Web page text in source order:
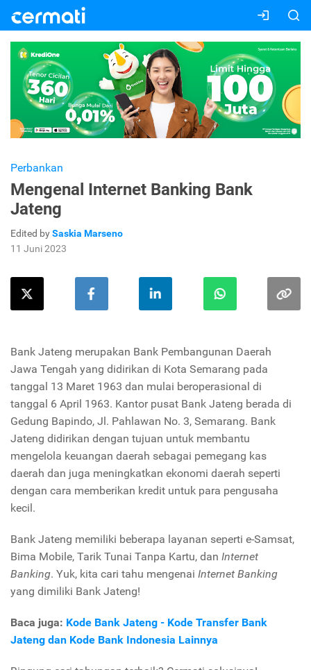
Perbankan
Mengenal Internet Banking Bank
Jateng
Edited bySaskia Marseno
11 Juni 2023
Bank Jateng merupakan Bank Pembangunan Daerah
Jawa Tengah yang didirikan di Kota Semarang pada
tanggal 13 Maret 1963 dan mulai beroperasional di
tanggal 6 April 1963. Kantor pusat Bank Jateng berada di
Gedung Bapindo, Jl. Pahlawan No. 3, Semarang. Bank
Jateng didirikan dengan tujuan untuk membantu
mengelola keuangan daerah sebagai pemegang kas
daerah dan juga meningkatkan ekonomi daerah seperti
dengan cara memberikan kredit untuk para pengusaha
kecil.
Bank Jateng memiliki beberapa layanan seperti e-Samsat,
Bima Mobile, Tarik Tunai Tanpa Kartu, dan Internet
Banking. Yuk, kita cari tahu mengenai Internet Banking
yang dimiliki Bank Jateng!
Baca juga: Kode Bank Jateng - Kode Transfer Bank
Jateng dan Kode Bank Indonesia Lainnya